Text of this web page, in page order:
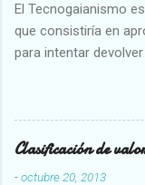
El Tecnogaianismo
que consistiría en
para intentar
Clasificación de
-octubre 20, 2013